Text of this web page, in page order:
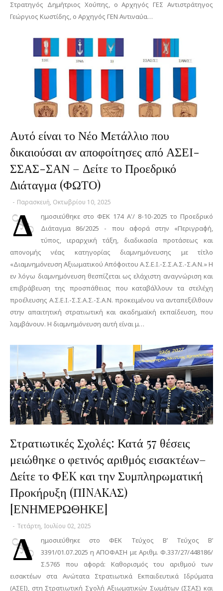
Στρατηγός Δημήτριος Χούπης, ο Αρχηγός ΓΕΣ Αντιστράτηγος
Γεώργιος Κωστίδης, ο Αρχηγός ΓΕΝ Αντιναύα…
Αυτό είναι το Νέο Μετάλλιο που
δικαιούσαι αν αποφοίτησες από ΑΣΕΙ-
ΣΣΑΣ-ΣΑΝ – Δείτε το Προεδρικό
Διάταγμα (ΦΩΤΟ)
- Παρασκευή, Οκτωβρίου 10, 2025
Δ
ημοσιεύθηκε στο ΦΕΚ 174 Α'/ 8-10-2025 το Προεδρικό
Διάταγμα 86/2025 - που αφορά στην «Περιγραφή,
τύπος, ιεραρχική τάξη, διαδικασία προτάσεως και
απονομής νέας κατηγορίας διαμνημόνευσης με τίτλο
«Διαμνημόνευση Αξιωματικού Απόφοιτου Α.Σ.Ε.Ι.-Σ.Σ.Α.Σ.-Σ.Α.Ν.» Η
εν λόγω διαμνημόνευση θεσπίζεται ως ελάχιστη αναγνώριση και
επιβράβευση της προσπάθειας που καταβάλλουν τα στελέχη
προέλευσης Α.Σ.Ε.Ι.-Σ.Σ.Α.Σ.-Σ.Α.Ν. προκειμένου να ανταπεξέλθουν
στην απαιτητική στρατιωτική και ακαδημαϊκή εκπαίδευση, που
λαμβάνουν. Η διαμνημόνευση αυτή είναι μ…
Στρατιωτικές Σχολές: Κατά 57 θέσεις
μειώθηκε ο φετινός αριθμός εισακτέων–
Δείτε το ΦEK και την Συμπληρωματική
Προκήρυξη (ΠINAKAΣ)
[ΕΝΗΜΕΡΩΘΗΚΕ]
- Τετάρτη, Ιουλίου 02, 2025
Δ
ημοσιεύθηκε στο ΦΕΚ Τεύχος B’ Τεύχος B’
3391/01.07.2025 η ΑΠΟΦΑΣΗ με Αριθμ. Φ.337/27/448186/
Σ.5765 που αφορά: Καθορισμός του αριθμού των
εισακτέων στα Ανώτατα Στρατιωτικά Εκπαιδευτικά Ιδρύματα
(ΑΣΕΙ), στη Στρατιωτική Σχολή Αξιωματικών Σωμάτων (ΣΣΑΣ) και